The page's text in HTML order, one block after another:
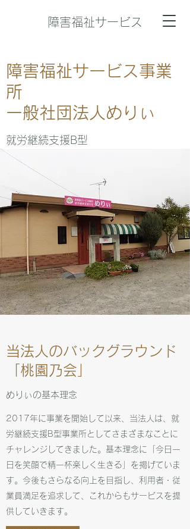
障害福祉サービス
障害福祉サービス事業
所
一般社団法人めりぃ
​就労継続支援B型
当法人のバックグラウンド
「桃園乃会」
​めりぃの基本理念
2017年に事業を開始して以来、当法人は、就
労継続支援B型事業所としてさまざまなことに
チャレンジしてきました。基本理念に「今日一
日を笑顔で精一杯楽しく生きる」を掲げていま
す。今後もさらなる向上を目指し、利用者・従
業員満足を追求して、これからもサービスを提
供していきます。